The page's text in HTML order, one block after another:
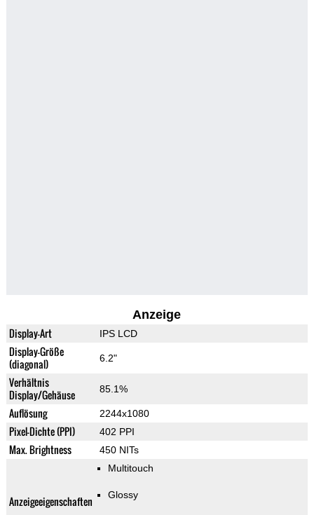
Anzeige
Display-Art IPS LCD
Display-Größe
(diagonal)
6.2"
Verhältnis
Display/Gehäuse
85.1%
Auflösung 2244x1080
Pixel-Dichte (PPI) 402 PPI
Max. Brightness 450 NITs
Anzeigeeigenschaften
Multitouch
Glossy